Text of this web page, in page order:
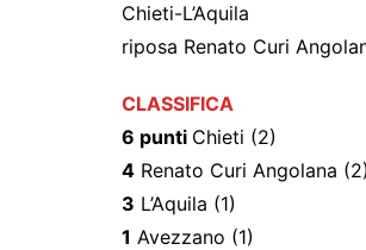
Chieti-L’Aquila
riposa Renato Curi
CLASSIFICA
6 punti Chieti (2)
4 Renato Curi Angolana (2)
3 L’Aquila (1)
1 Avezzano (1)